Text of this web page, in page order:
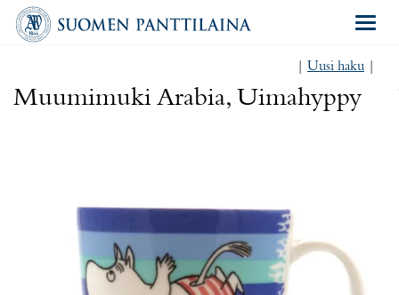
Uusi haku
Muumimuki Arabia, Uimahyppy